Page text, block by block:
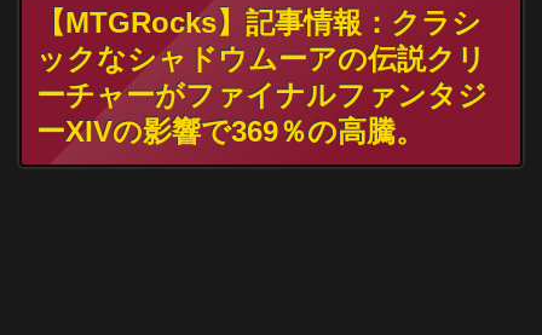
【MTGRocks】記事情報：クラシ
ックなシャドウムーアの伝説クリ
ーチャーがファイナルファンタジ
ーXIVの影響で369％の高騰。